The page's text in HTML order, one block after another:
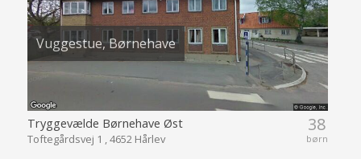
Vuggestue, Børnehave
38
børn
Tryggevælde Børnehave Øst
Toftegårdsvej 1 , 4652 Hårlev